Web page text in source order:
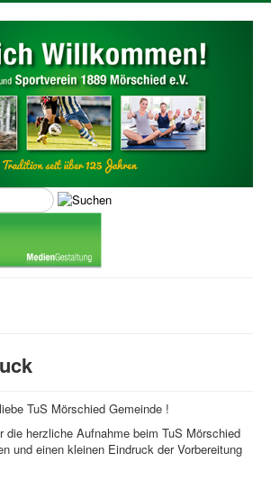
TuS Mörschied Gemeinde !
die herzliche Aufnahme beim TuS Mörschied
und einen kleinen Eindruck der Vorbereitung